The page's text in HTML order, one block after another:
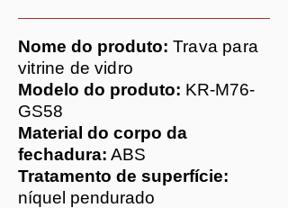
Nome do produto: Trava para
vitrine de vidro
Modelo do produto: KR-M76-
GS58
Material do corpo da
fechadura: ABS
Tratamento de superfície:
níquel pendurado